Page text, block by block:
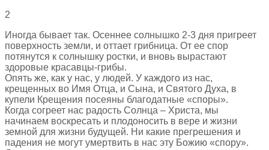
2
Иногда бывает так. Осеннее солнышко 2-3 дня пригреет
поверхность земли, и оттает грибница. От ее спор
потянутся к солнышку ростки, и вновь вырастают
здоровые красавцы-грибы.
Опять же, как у нас, у людей. У каждого из нас,
крещенных во Имя Отца, и Сына, и Святого Духа, в
купели Крещения посеяны благодатные «споры».
Когда согреет нас радость Солнца – Христа, мы
начинаем воскресать и плодоносить в вере и жизни
земной для жизни будущей. Ни какие прегрешения и
падения не могут умертвить в нас эту Божию «спору».